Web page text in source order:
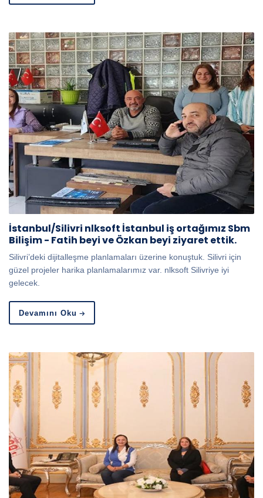
İstanbul/Silivri nlksoft İstanbul iş ortağımız Sbm
Bilişim - Fatih beyi ve Özkan beyi ziyaret ettik.
Silivri’deki dijitalleşme planlamaları üzerine konuştuk. Silivri için
güzel projeler harika planlamalarımız var. nlksoft Silivriye iyi
gelecek.
Devamını Oku